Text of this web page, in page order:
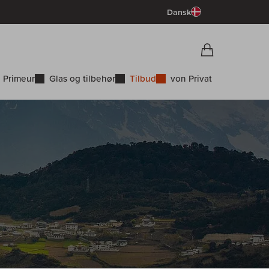
Dansk
Primeur Glas og tilbehør Tilbud von Privat